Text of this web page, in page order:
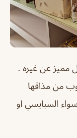
مميز عن غيره .
من مذاقها
السبايسي او